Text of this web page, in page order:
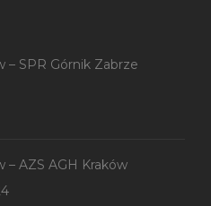
– SPR Górnik Zabrze
– AZS AGH Kraków